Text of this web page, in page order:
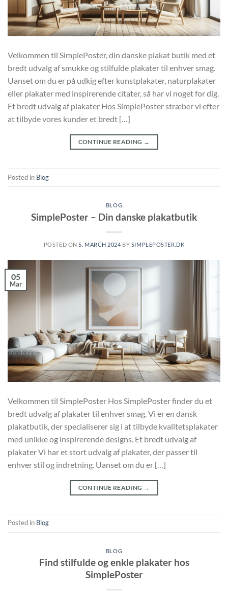
Velkommen til SimplePoster, din danske plakat butik med et
bredt udvalg af smukke og stilfulde plakater til enhver smag.
Uanset om du er på udkig efter kunstplakater, naturplakater
eller plakater med inspirerende citater, så har vi noget for dig.
Et bredt udvalg af plakater Hos SimplePoster stræber vi efter
at tilbyde vores kunder et bredt […]
CONTINUE READING →
Posted in Blog
BLOG
SimplePoster – Din danske plakatbutik
POSTED ON 5. MARCH 2024 BY SIMPLEPOSTER.DK
05
Mar
Velkommen til SimplePoster Hos SimplePoster finder du et
bredt udvalg af plakater til enhver smag. Vi er en dansk
plakatbutik, der specialiserer sig i at tilbyde kvalitetsplakater
med unikke og inspirerende designs. Et bredt udvalg af
plakater Vi har et stort udvalg af plakater, der passer til
enhver stil og indretning. Uanset om du er […]
CONTINUE READING →
Posted in Blog
BLOG
Find stilfulde og enkle plakater hos
SimplePoster